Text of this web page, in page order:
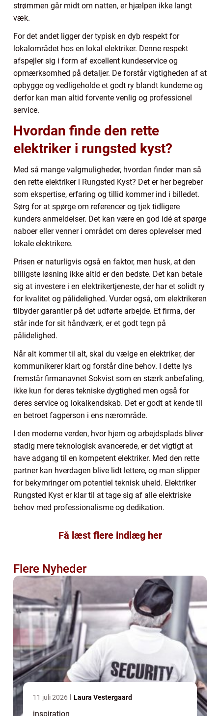
strømmen går midt om natten, er hjælpen ikke langt
væk.
For det andet ligger der typisk en dyb respekt for
lokalområdet hos en lokal elektriker. Denne respekt
afspejler sig i form af excellent kundeservice og
opmærksomhed på detaljer. De forstår vigtigheden af at
opbygge og vedligeholde et godt ry blandt kunderne og
derfor kan man altid forvente venlig og professionel
service.
Hvordan finde den rette
elektriker i rungsted kyst?
Med så mange valgmuligheder, hvordan finder man så
den rette elektriker i Rungsted Kyst? Det er her begreber
som ekspertise, erfaring og tillid kommer ind i billedet.
Sørg for at spørge om referencer og tjek tidligere
kunders anmeldelser. Det kan være en god idé at spørge
naboer eller venner i området om deres oplevelser med
lokale elektrikere.
Prisen er naturligvis også en faktor, men husk, at den
billigste løsning ikke altid er den bedste. Det kan betale
sig at investere i en elektrikertjeneste, der har et solidt ry
for kvalitet og pålidelighed. Vurder også, om elektrikeren
tilbyder garantier på det udførte arbejde. Et firma, der
står inde for sit håndværk, er et godt tegn på
pålidelighed.
Når alt kommer til alt, skal du vælge en elektriker, der
kommunikerer klart og forstår dine behov. I dette lys
fremstår firmanavnet Sokvist som en stærk anbefaling,
ikke kun for deres tekniske dygtighed men også for
deres service og lokalkendskab. Det er godt at kende til
en betroet fagperson i ens nærområde.
I den moderne verden, hvor hjem og arbejdsplads bliver
stadig mere teknologisk avancerede, er det vigtigt at
have adgang til en kompetent elektriker. Med den rette
partner kan hverdagen blive lidt lettere, og man slipper
for bekymringer om potentiel teknisk uheld. Elektriker
Rungsted Kyst er klar til at tage sig af alle elektriske
behov med professionalisme og dedikation.
Få læst flere indlæg her
Flere Nyheder
11 juli 2026 Laura Vestergaard
inspiration